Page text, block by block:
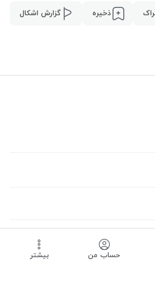
ذخیره گزارش اشکال
حساب من بیشتر